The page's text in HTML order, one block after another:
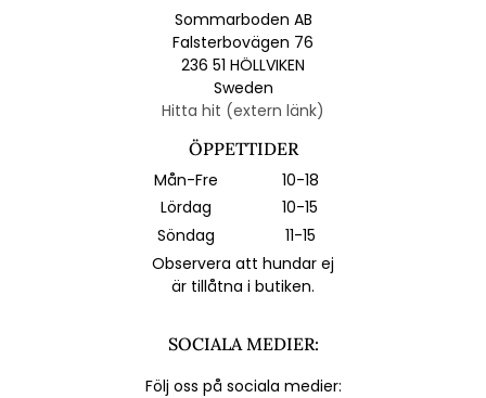
Sommarboden AB
Falsterbovägen 76
236 51 HÖLLVIKEN
Sweden
Hitta hit (extern länk)
ÖPPETTIDER
Mån-Fre
10-18
Lördag
10-15
Söndag
11-15
Observera att hundar ej
är tillåtna i butiken.
SOCIALA MEDIER:
Följ oss på sociala medier: